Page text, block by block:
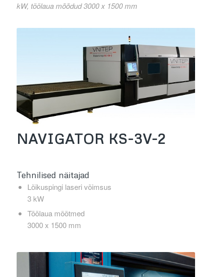
kW, töölaua mõõdud 3000 x 1500 mm
NAVIGATOR KS-3V-2
Tehnilised näitajad
Lõikuspingi laseri võimsus
3 kW
Töölaua mõõtmed
3000 x 1500 mm